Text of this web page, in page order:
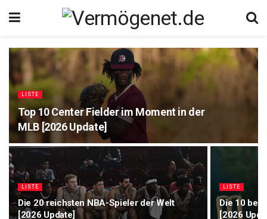
LISTE
Top 10 Center Fielder im Moment in der
MLB [2026 Update]
LISTE
Die 20 reichsten NBA-Spieler der Welt
[2026 Update]
LISTE
Die 10
[2026